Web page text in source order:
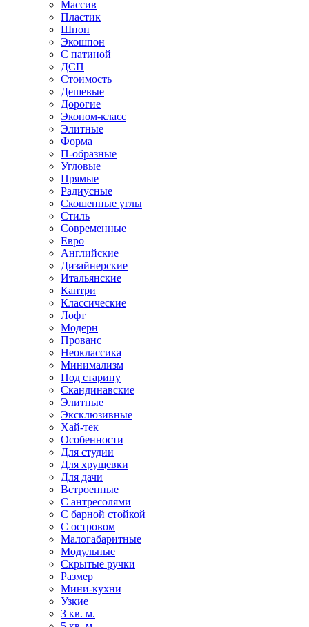
Массив
Пластик
Шпон
Экошпон
С патиной
ДСП
Стоимость
Дешевые
Дорогие
Эконом-класс
Элитные
Форма
П-образные
Угловые
Прямые
Радиусные
Скошенные углы
Стиль
Современные
Евро
Английские
Дизайнерские
Итальянские
Кантри
Классические
Лофт
Модерн
Прованс
Неоклассика
Минимализм
Под старину
Скандинавские
Элитные
Эксклюзивные
Хай-тек
Особенности
Для студии
Для хрущевки
Для дачи
Встроенные
С антресолями
С барной стойкой
С островом
Малогабаритные
Модульные
Скрытые ручки
Размер
Мини-кухни
Узкие
3 кв. м.